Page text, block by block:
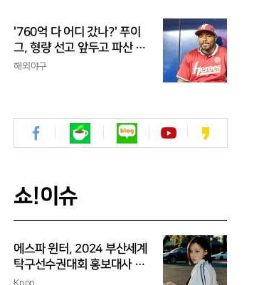
'760억 다 어디 갔나?' 푸이
그, 형량 선고 앞두고 파산 신
청
해외야구
쇼!이슈
에스파 윈터, 2024 부산세계
탁구선수권대회 홍보대사 위
촉
Kpop